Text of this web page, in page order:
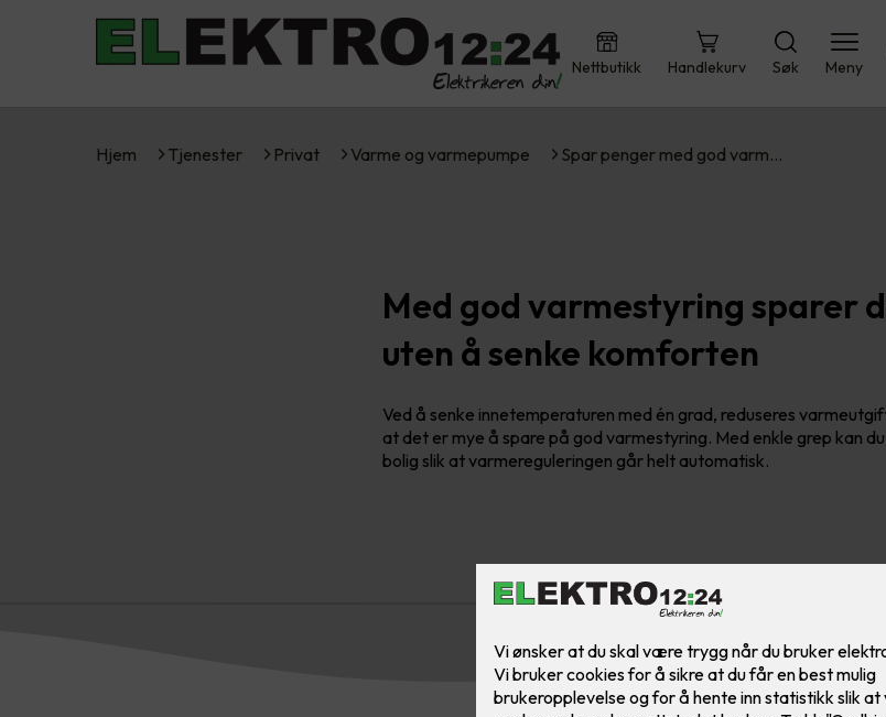
Nettbutikk Handlekurv Søk Meny
Hjem Tjenester Privat Varme og varmepumpe Spar penger med god varm…
Med god varmestyring sparer
uten å senke komforten
Ved å senke innetemperaturen med én grad, reduseres
at det er mye å spare på god varmestyring. Med enkle grep kan
bolig slik at varmereguleringen går helt automatisk.